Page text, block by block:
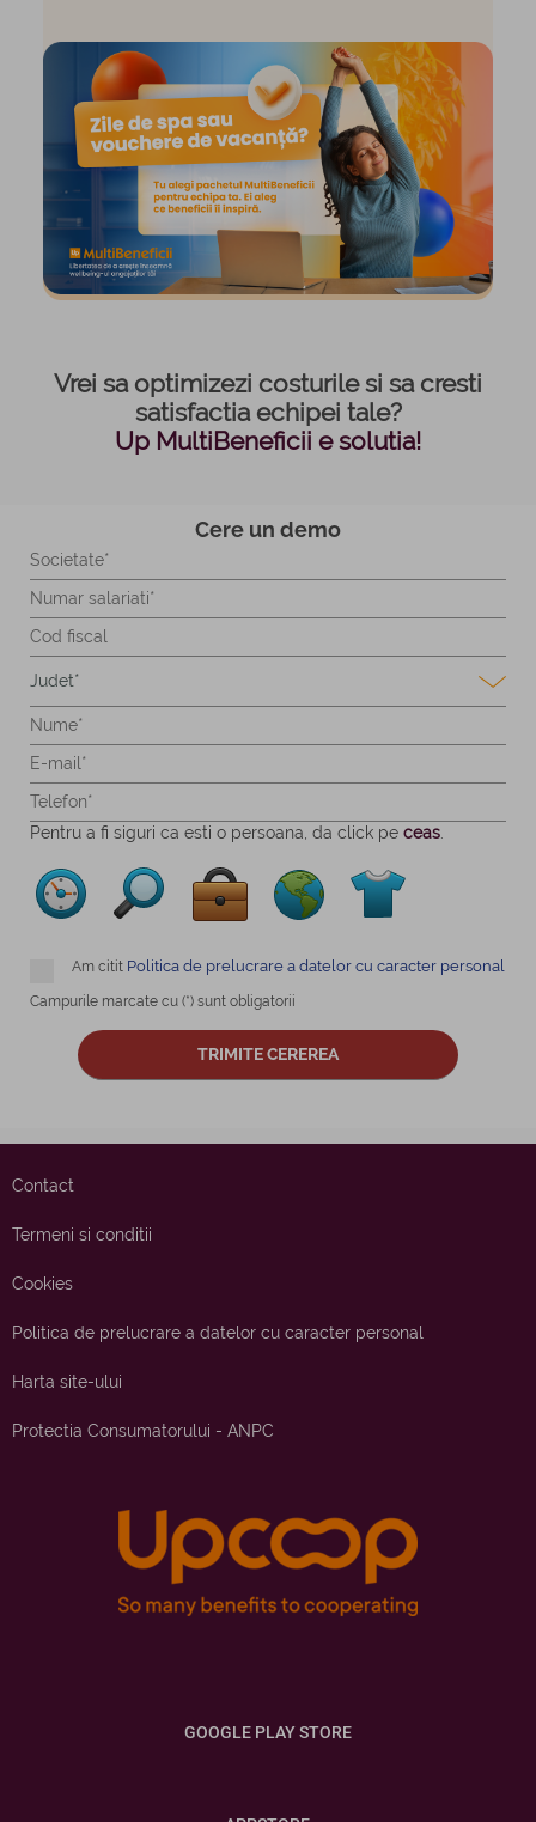
Vrei sa optimizezi costurile si sa cresti
satisfactia echipei tale?
Up MultiBeneficii e solutia!
Cere un demo
Pentru a fi siguri ca esti o persoana, da click pe ceas.
Am citit Politica de prelucrare a datelor cu caracter personal
Campurile marcate cu (*) sunt obligatorii
Contact
Termeni si conditii
Cookies
Politica de prelucrare a datelor cu caracter personal
Harta site-ului
Protectia Consumatorului - ANPC
GOOGLE PLAY STORE